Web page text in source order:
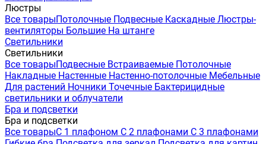
Люстры
Все товарыПотолочные Подвесные Каскадные Люстры-
вентиляторы Большие На штанге
Светильники
Светильники
Все товарыПодвесные Встраиваемые Потолочные
Накладные Настенные Настенно-потолочные Мебельные
Для растений Ночники Точечные Бактерицидные
светильники и облучатели
Бра и подсветки
Бра и подсветки
Все товарыС 1 плафоном С 2 плафонами С 3 плафонами